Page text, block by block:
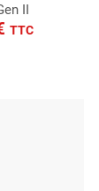
II
TTC